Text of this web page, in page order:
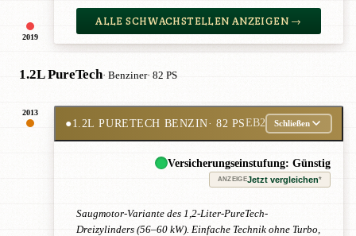
2019
ALLE SCHWACHSTELLEN ANZEIGEN →
1.2L PureTech· Benziner· 82 PS
2013
●1.2L PURETECH BENZIN· 82 PSEB2 Schließen
Versicherungseinstufung: Günstig
ANZEIGEJetzt vergleichen*
Saugmotor-Variante des 1,2-Liter-PureTech-
Dreizylinders (56–60 kW). Einfache Technik ohne Turbo,